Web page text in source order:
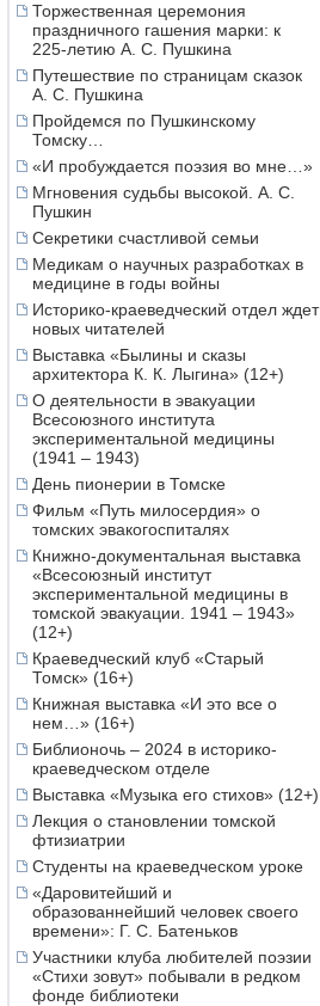
Торжественная церемония
праздничного гашения марки: к
225-летию А. С. Пушкина
Путешествие по страницам сказок
А. С. Пушкина
Пройдемся по Пушкинскому
Томску…
«И пробуждается поэзия во мне…»
Мгновения судьбы высокой. А. С.
Пушкин
Секретики счастливой семьи
Медикам о научных разработках в
медицине в годы войны
Историко-краеведческий отдел ждет
новых читателей
Выставка «Былины и сказы
архитектора К. К. Лыгина» (12+)
О деятельности в эвакуации
Всесоюзного института
экспериментальной медицины
(1941 – 1943)
День пионерии в Томске
Фильм «Путь милосердия» о
томских эвакогоспиталях
Книжно-документальная выставка
«Всесоюзный институт
экспериментальной медицины в
томской эвакуации. 1941 – 1943»
(12+)
Краеведческий клуб «Старый
Томск» (16+)
Книжная выставка «И это все о
нем…» (16+)
Библионочь – 2024 в историко-
краеведческом отделе
Выставка «Музыка его стихов» (12+)
Лекция о становлении томской
фтизиатрии
Студенты на краеведческом уроке
«Даровитейший и
образованнейший человек своего
времени»: Г. С. Батеньков
Участники клуба любителей поэзии
«Стихи зовут» побывали в редком
фонде библиотеки